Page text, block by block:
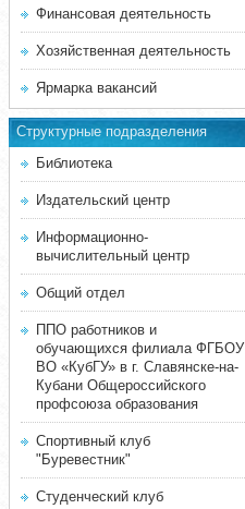
Финансовая деятельность
Хозяйственная деятельность
Ярмарка вакансий
Структурные подразделения
Библиотека
Издательский центр
Информационно-
вычислительный центр
Общий отдел
ППО работников и
обучающихся филиала ФГБОУ
ВО «КубГУ» в г. Славянске-на-
Кубани Общероссийского
профсоюза образования
Спортивный клуб
"Буревестник"
Студенческий клуб